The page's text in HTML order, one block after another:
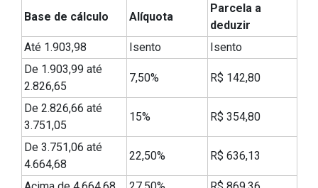
Base de cálculo Alíquota
Parcela a
deduzir
Até 1.903,98
Isento
Isento
De 1.903,99 até
2.826,65
7,50% R$ 142,80
De 2.826,66 até
3.751,05
15% R$ 354,80
De 3.751,06 até
4.664,68
22,50% R$ 636,13